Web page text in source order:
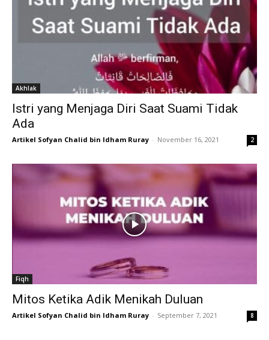
Akhlak
Istri yang Menjaga Diri Saat Suami Tidak
Ada
Artikel Sofyan Chalid bin Idham Ruray - November 16, 2021 2
Fiqh
Mitos Ketika Adik Menikah Duluan
Artikel Sofyan Chalid bin Idham Ruray - September 7, 2021 8